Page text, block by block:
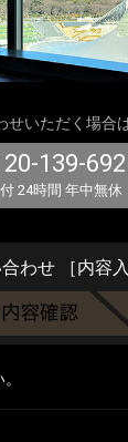
せいただく場合
139-692
24時間 年中無休
わせ ［内容入